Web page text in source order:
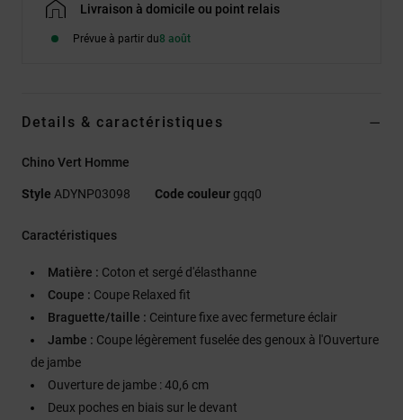
Livraison à domicile ou point relais
Prévue à partir du8 août
Details & caractéristiques
Chino Vert Homme
Style ADYNP03098 Code couleur gqq0
Caractéristiques
Matière : Coton et sergé d'élasthanne
Coupe : Coupe Relaxed fit
Braguette/taille : Ceinture fixe avec fermeture éclair
Jambe : Coupe légèrement fuselée des genoux à l'Ouverture
de jambe
Ouverture de jambe : 40,6 cm
Deux poches en biais sur le devant